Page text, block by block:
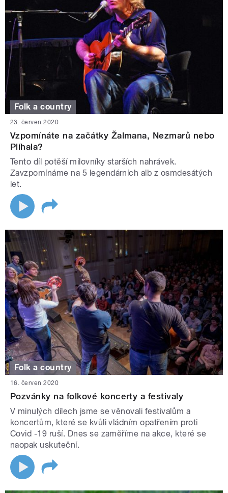
Folk a country
23. červen 2020
Vzpomínáte na začátky Žalmana, Nezmarů nebo
Plíhala?
Tento díl potěší milovníky starších nahrávek.
Zavzpomínáme na 5 legendárních alb z osmdesátých
let.
Folk a country
16. červen 2020
Pozvánky na folkové koncerty a festivaly
V minulých dílech jsme se věnovali festivalům a
koncertům, které se kvůli vládním opatřením proti
Covid -19 ruší. Dnes se zaměříme na akce, které se
naopak uskuteční.